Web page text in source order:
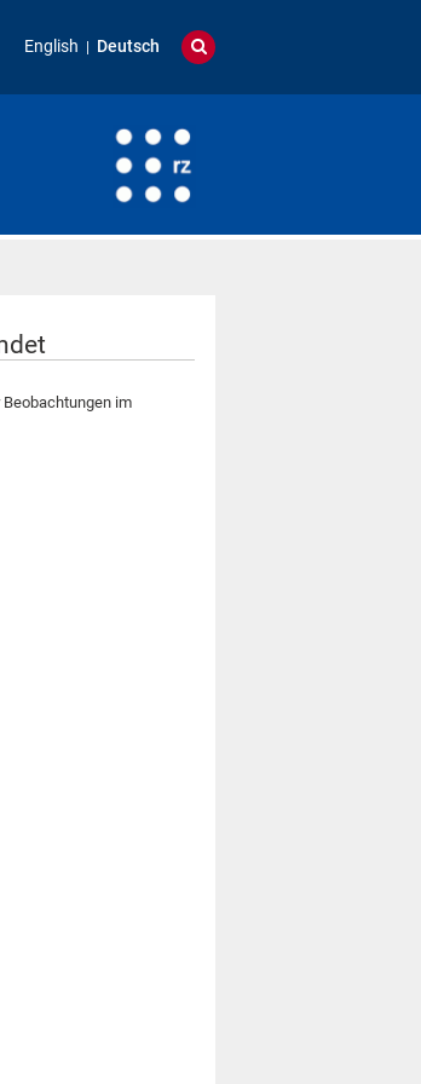
English Deutsch
im